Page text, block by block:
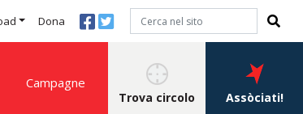
Dona
Campagne
Trova circolo Assòciati!